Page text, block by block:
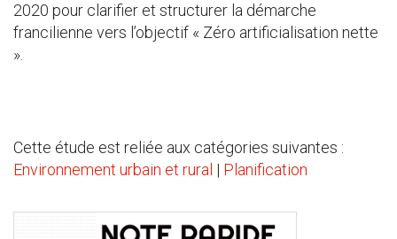
2020 pour clarifier et structurer la démarche
francilienne vers l’objectif « Zéro artificialisation nette
».
Cette étude est reliée aux catégories suivantes :
Environnement urbain et rural | Planification